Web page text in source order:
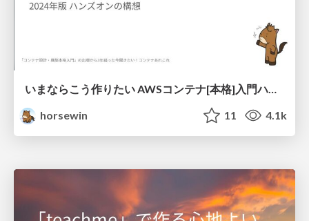
いまならこう作りたい AWSコンテナ[本格]入門ハンズオン 〜2024年版 ハンズオンの構想〜
horsewin
11 4.1k